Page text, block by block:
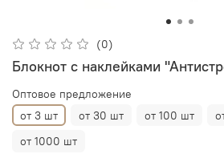
(0)
Блокнот с наклейками
Оптовое предложение
от 3 шт
от 30 шт от 100 шт
от 1000 шт